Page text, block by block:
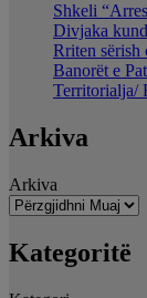
Shkeli
Divjaka
Rriten sërish
Banorët e
Territorialja/
Arkiva
Arkiva
Kategoritë